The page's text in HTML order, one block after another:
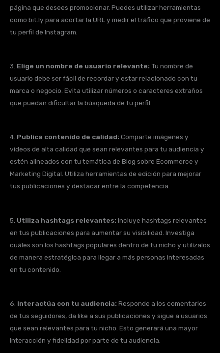
página que desees promocionar. Puedes utilizar herramientas
como bit.ly para acortar la URL y medir el tráfico que proviene de
tu perfil de Instagram.
3. Elige un nombre de usuario relevante: Tu nombre de
usuario debe ser fácil de recordar y estar relacionado con tu
marca o negocio. Evita utilizar números o caracteres extraños
que puedan dificultar la búsqueda de tu perfil.
4. Publica contenido de calidad: Comparte imágenes y
videos de alta calidad que sean relevantes para tu audiencia y
estén alineados con tu temática de Blog sobre Ecommerce y
Marketing Digital. Utiliza herramientas de edición para mejorar
tus publicaciones y destacar entre la competencia.
5. Utiliza hashtags relevantes: Incluye hashtags relevantes
en tus publicaciones para aumentar su visibilidad. Investiga
cuáles son los hashtags populares dentro de tu nicho y utilízalos
de manera estratégica para llegar a más personas interesadas
en tu contenido.
6. Interactúa con tu audiencia: Responde a los comentarios
de tus seguidores, da like a sus publicaciones y sigue a usuarios
que sean relevantes para tu nicho. Esto generará una mayor
interacción y fidelidad por parte de tu audiencia.